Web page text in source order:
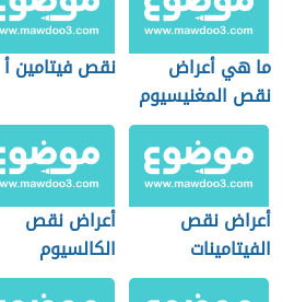
ما هي أعراض
نقص المغنيسيوم
في الجسم
نقص فيتامين أ
أعراض نقص
الفيتامينات
أعراض نقص
الكالسيوم
وفيتامين د